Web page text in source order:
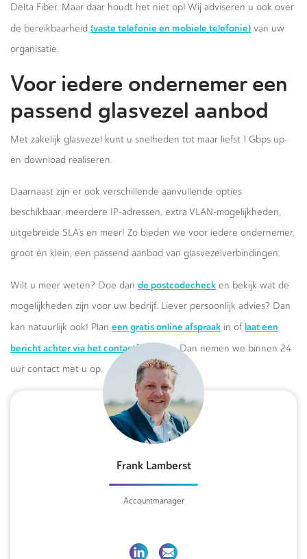
Delta Fiber. Maar daar houdt het niet op! Wij adviseren u ook over
de bereikbaarheid (vaste telefonie en mobiele telefonie) van uw
organisatie.
Voor iedere ondernemer een
passend glasvezel aanbod
Met zakelijk glasvezel kunt u snelheden tot maar liefst 1 Gbps up-
en download realiseren.
Daarnaast zijn er ook verschillende aanvullende opties
beschikbaar; meerdere IP-adressen, extra VLAN-mogelijkheden,
uitgebreide SLA’s en meer! Zo bieden we voor iedere ondernemer,
groot én klein, een passend aanbod van glasvezelverbindingen.
Wilt u meer weten? Doe dan de postcodecheck en bekijk wat de
mogelijkheden zijn voor uw bedrijf. Liever persoonlijk advies? Dan
kan natuurlijk ook! Plan een gratis online afspraak in of laat een
bericht achter via het contactformulier.Dan nemen we binnen 24
uur contact met u op.
Frank Lamberst
Accountmanager